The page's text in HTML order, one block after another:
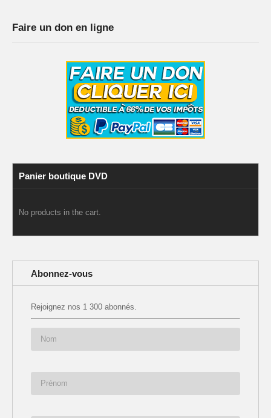
Faire un don en ligne
Panier boutique DVD
No products in the cart.
Abonnez-vous
Rejoignez nos 1 300 abonnés.